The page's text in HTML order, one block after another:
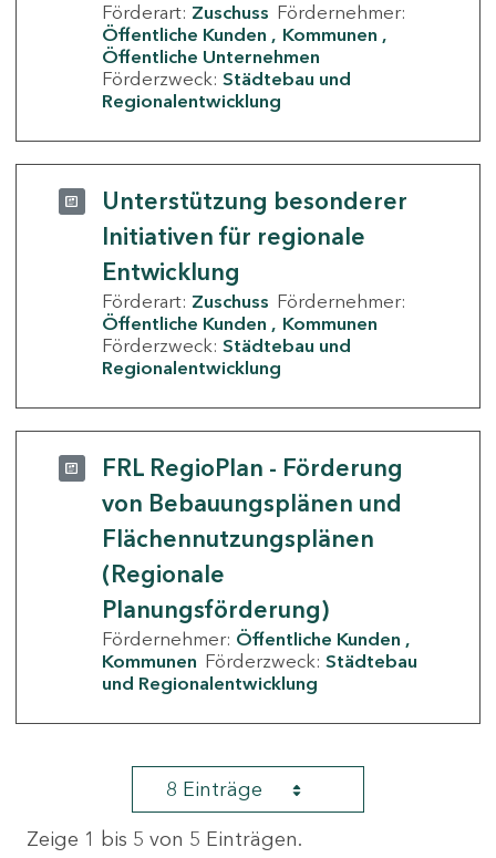
Förderart: Zuschuss Fördernehmer:
Öffentliche Kunden
Kommunen
Öffentliche Unternehmen
Förderzweck: Städtebau und
Regionalentwicklung
Unterstützung besonderer
Initiativen für regionale
Entwicklung
Förderart: Zuschuss Fördernehmer:
Öffentliche Kunden
Kommunen
Förderzweck: Städtebau und
Regionalentwicklung
FRL RegioPlan - Förderung
von Bebauungsplänen und
Flächennutzungsplänen
(Regionale
Planungsförderung)
Fördernehmer: Öffentliche Kunden
Kommunen Förderzweck: Städtebau
und Regionalentwicklung
8 Einträge
Zeige 1 bis 5 von 5 Einträgen.